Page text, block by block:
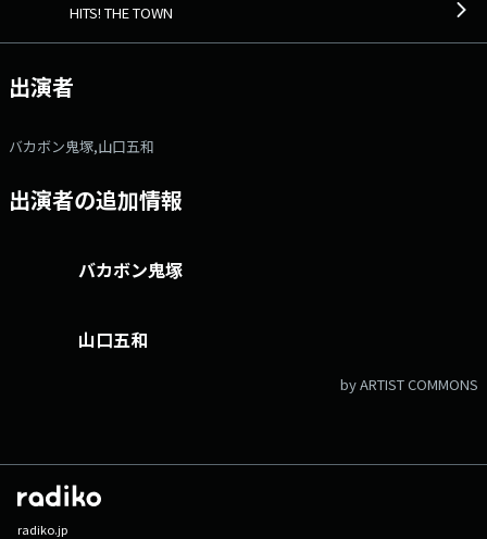
HITS! THE TOWN
出演者
バカボン鬼塚,山口五和
出演者の追加情報
バカボン鬼塚
山口五和
by ARTIST COMMONS
radiko.jp